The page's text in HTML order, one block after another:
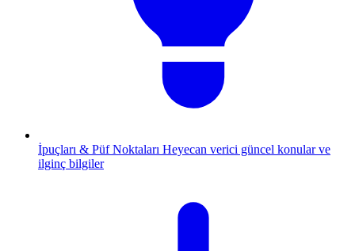
İpuçları & Püf Noktaları Heyecan verici güncel konular ve
ilginç bilgiler